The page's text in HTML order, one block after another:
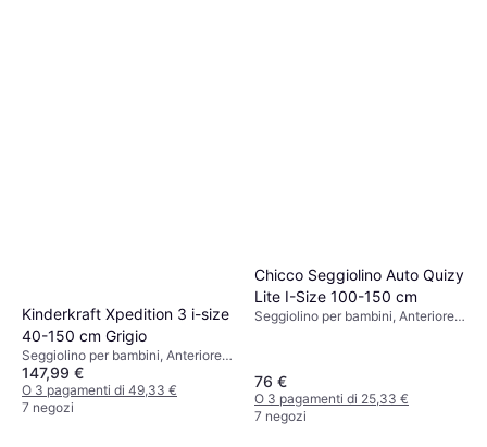
Kinderkraft Xpedition 3 i-size
40-150 cm Grigio
Seggiolino per bambini, Anteriore,
Posteriore, i-Size, UN R129,
Rivestimento lavabile, Riduttore
per seggiolino neonato incluso,
147,99 €
O 3 pagamenti di 49,33 €
7 negozi
Chicco Seggiolino Auto Quizy
Lite I-Size 100-150 cm
Seggiolino per bambini, Anteriore,
76 €
O 3 pagamenti di 25,33 €
7 negozi